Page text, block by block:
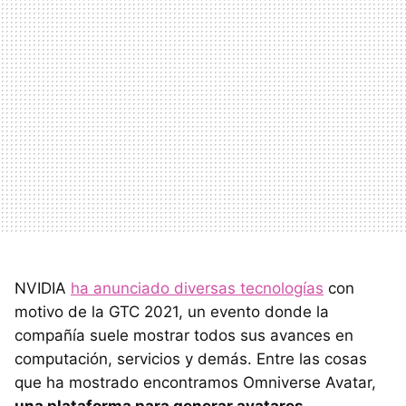
NVIDIA ha anunciado diversas tecnologías con
motivo de la GTC 2021, un evento donde la
compañía suele mostrar todos sus avances en
computación, servicios y demás. Entre las cosas
que ha mostrado encontramos Omniverse Avatar,